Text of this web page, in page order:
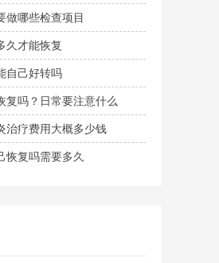
做哪些检查项目
久才能恢复
自己好转吗
复吗？日常要注意什么
治疗费用大概多少钱
恢复吗需要多久